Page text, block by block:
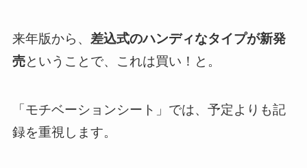
来年版から、 差込式のハンディなタイプが新発
売ということで、これは買い！と。
「モチベーションシート」では、予定よりも記
録を重視します。